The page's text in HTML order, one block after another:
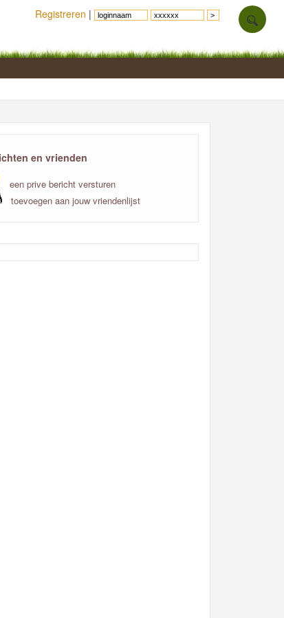
en vrienden
een prive bericht versturen
toevoegen aan jouw vriendenlijst
Registreren |